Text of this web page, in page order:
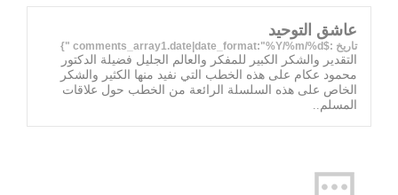
عاشق التوحيد
تاريخ :$comments_array1.date|date_format:"%Y/%m/%d "}
التقدير والشكر الكبير للمفكر والعالم الجليل فضيلة الدكتور
محمود عكام على هذه الخطب التي نفيد منها الكثير والشكر
الخاص على هذه السلسلة الرائعة من الخطب حول علاقات
المسلم..